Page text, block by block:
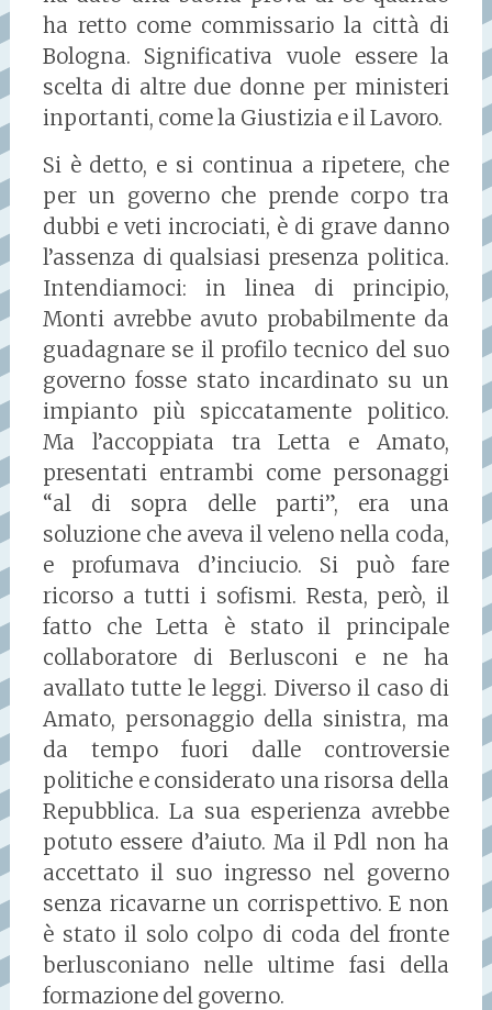
ha retto come commissario la città di
Bologna. Significativa vuole essere la
scelta di altre due donne per ministeri
inportanti, come la Giustizia e il Lavoro.
Si è detto, e si continua a ripetere, che
per un governo che prende corpo tra
dubbi e veti incrociati, è di grave danno
l’assenza di qualsiasi presenza politica.
Intendiamoci: in linea di principio,
Monti avrebbe avuto probabilmente da
guadagnare se il profilo tecnico del suo
governo fosse stato incardinato su un
impianto più spiccatamente politico.
Ma l’accoppiata tra Letta e Amato,
presentati entrambi come personaggi
“al di sopra delle parti”, era una
soluzione che aveva il veleno nella coda,
e profumava d’inciucio. Si può fare
ricorso a tutti i sofismi. Resta, però, il
fatto che Letta è stato il principale
collaboratore di Berlusconi e ne ha
avallato tutte le leggi. Diverso il caso di
Amato, personaggio della sinistra, ma
da tempo fuori dalle controversie
politiche e considerato una risorsa della
Repubblica. La sua esperienza avrebbe
potuto essere d’aiuto. Ma il Pdl non ha
accettato il suo ingresso nel governo
senza ricavarne un corrispettivo. E non
è stato il solo colpo di coda del fronte
berlusconiano nelle ultime fasi della
formazione del governo.